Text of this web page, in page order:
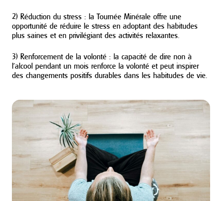
2) Réduction du stress : la Tournée Minérale offre une
opportunité de réduire le stress en adoptant des habitudes
plus saines et en privilégiant des activités relaxantes.
3) Renforcement de la volonté : la capacité de dire non à
l’alcool pendant un mois renforce la volonté et peut inspirer
des changements positifs durables dans les habitudes de vie.